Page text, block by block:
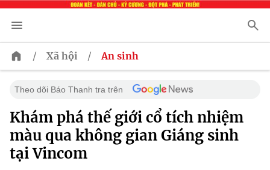
/ Xã hội / An sinh
Theo dõi Báo Thanh tra trên
Khám phá thế giới cổ tích nhiệm
màu qua không gian Giáng sinh
tại Vincom